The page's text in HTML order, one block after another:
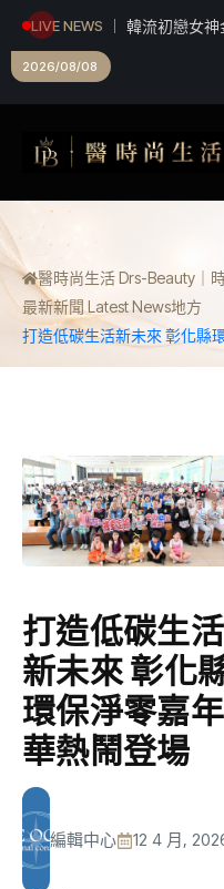
LIVE NEWS
韓流初戀女神
2026/08/08
醫時尚生活 Drs-Beauty｜
最新新聞 Latest News地方
打造低碳生活新未來 彰化縣
打造低碳生活
新未來 彰化
環保淨零嘉年
華熱鬧登場
編輯中心 12 4 月,